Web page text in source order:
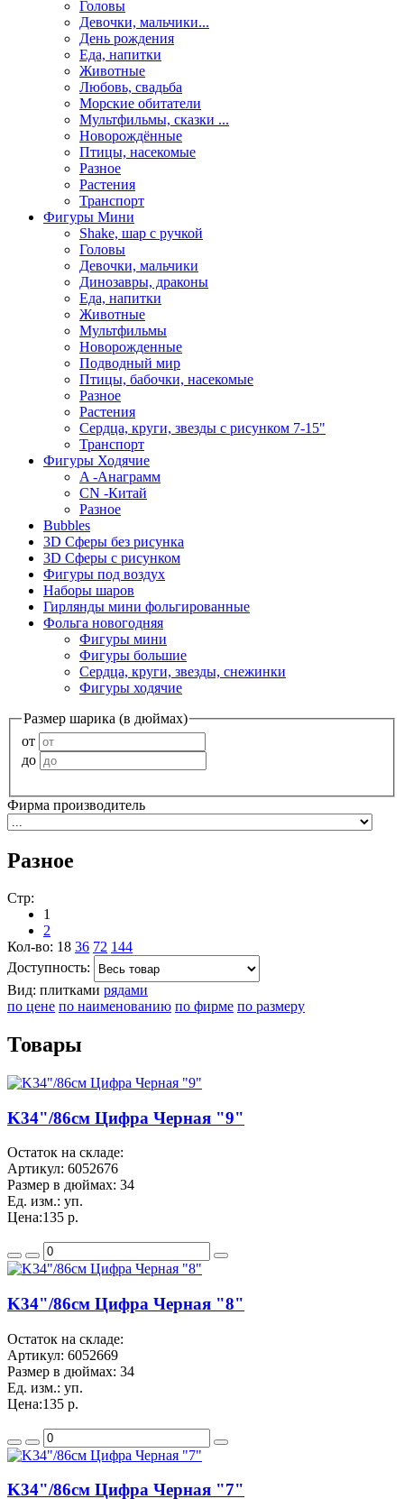
Головы
Девочки, мальчики...
День рождения
Еда, напитки
Животные
Любовь, свадьба
Морские обитатели
Мультфильмы, сказки ...
Новорождённые
Птицы, насекомые
Разное
Растения
Транспорт
Фигуры Мини
Shake, шар с ручкой
Головы
Девочки, мальчики
Динозавры, драконы
Еда, напитки
Животные
Мультфильмы
Новорожденные
Подводный мир
Птицы, бабочки, насекомые
Разное
Растения
Сердца, круги, звезды с рисунком 7-15"
Транспорт
Фигуры Ходячие
A -Анаграмм
CN -Китай
Разное
Bubbles
3D Сферы без рисунка
3D Сферы с рисунком
Фигуры под воздух
Наборы шаров
Гирлянды мини фольгированные
Фольга новогодняя
Фигуры мини
Фигуры большие
Сердца, круги, звезды, снежинки
Фигуры ходячие
Размер шарика (в дюймах)
от
до
Фирма производитель
Разное
Стр:
1
2
Кол-во: 18 36 72 144
Доступность:
Вид: плитками рядами
по цене по наименованию по фирме по размеру
Товары
K34"/86см Цифра Черная "9"
Остаток на складе:
Артикул: 6052676
Размер в дюймах: 34
Ед. изм.: уп.
Цена:135 р.
K34"/86см Цифра Черная "8"
Остаток на складе:
Артикул: 6052669
Размер в дюймах: 34
Ед. изм.: уп.
Цена:135 р.
K34"/86см Цифра Черная "7"